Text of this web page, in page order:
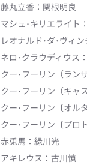
藤丸立香 ： 関根明良
マシュ･キリエライト ：
レオナルド･ダ･ヴィン
ネロ･クラウディウス ：
クー･フーリン（ランサ
クー･フーリン（キャ
クー･フーリン〔オルタ
クー･フーリン〔プロ
赤兎馬 ： 緑川光
アキレウス ： 古川慎